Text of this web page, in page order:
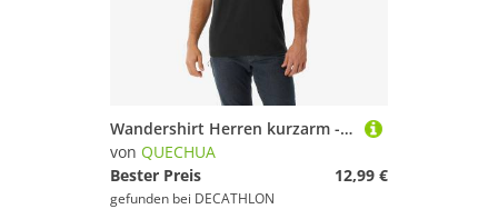
Wandershirt Herren kurzarm - NH100 schwarz
von QUECHUA
Bester Preis
12,99 €
gefunden bei DECATHLON